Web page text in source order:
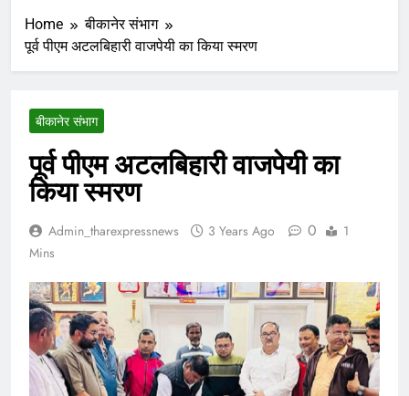
Home
बीकानेर संभाग
पूर्व पीएम अटलबिहारी वाजपेयी का किया स्मरण
बीकानेर संभाग
पूर्व पीएम अटलबिहारी वाजपेयी का
किया स्मरण
Admin_tharexpressnews 3 Years Ago 0
1
Mins